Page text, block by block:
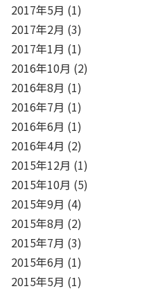
2017年5月 (1)
2017年2月 (3)
2017年1月 (1)
2016年10月 (2)
2016年8月 (1)
2016年7月 (1)
2016年6月 (1)
2016年4月 (2)
2015年12月 (1)
2015年10月 (5)
2015年9月 (4)
2015年8月 (2)
2015年7月 (3)
2015年6月 (1)
2015年5月 (1)